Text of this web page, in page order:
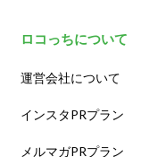
ロコっちについて
運営会社について
インスタPRプラン
メルマガPRプラン